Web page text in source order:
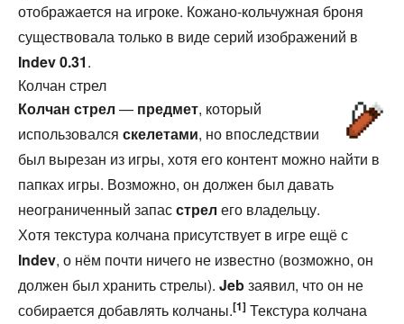
отображается на игроке. Кожано-кольчужная броня
существовала только в виде серий изображений в
Indev 0.31.
Колчан стрел
Колчан стрел — предмет, который
использовался скелетами, но впоследствии
был вырезан из игры, хотя его контент можно найти в
папках игры. Возможно, он должен был давать
неограниченный запасстрел его владельцу.
Хотя текстура колчана присутствует в игре ещё с
Indev, о нём почти ничего не известно (возможно, он
должен был хранить стрелы). Jebзаявил, что он не
собирается добавлять колчаны.[1] Текстура колчана